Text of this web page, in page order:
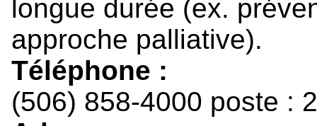
longue durée (ex.
approche palliative).
Téléphone :
(506) 858-4000 poste :